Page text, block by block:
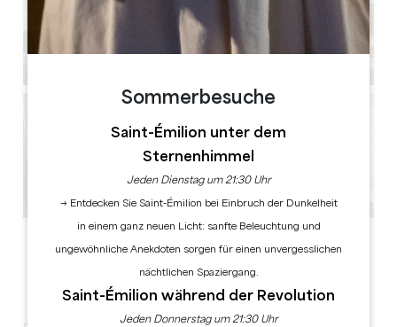
https://youtu.be/ojcZzv-zll4?feature=shared
Sommerbesuche
Saint-Émilion unter dem
Sternenhimmel
Jeden Dienstag um 21:30 Uhr
→ Entdecken Sie Saint-Émilion bei Einbruch der Dunkelheit
in einem ganz neuen Licht: sanfte Beleuchtung und
ungewöhnliche Anekdoten sorgen für einen unvergesslichen
nächtlichen Spaziergang.
Saint-Émilion während der Revolution
Jeden Donnerstag um 21:30 Uhr